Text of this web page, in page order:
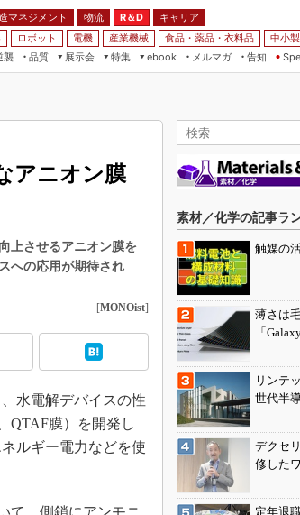
マネジメント 物流 R＆D
キャリア
ロボット 電機 産業機械 食品・薬品・衣料品
中小
襲 品質
展示会
特集
ス
グ
CAE
ebook
メルマガ
告知
アニオン膜
上させるアニオン膜を
への応用が期待され
[MONOist]
水電解デバイスの性
QTAF膜）を開発し
ルギー電力などを使
て、側鎖にアンモニ
素材／化学の記事ラ
触媒の
薄さは
「
リンテ
世代半
デクセ
修した
定年退